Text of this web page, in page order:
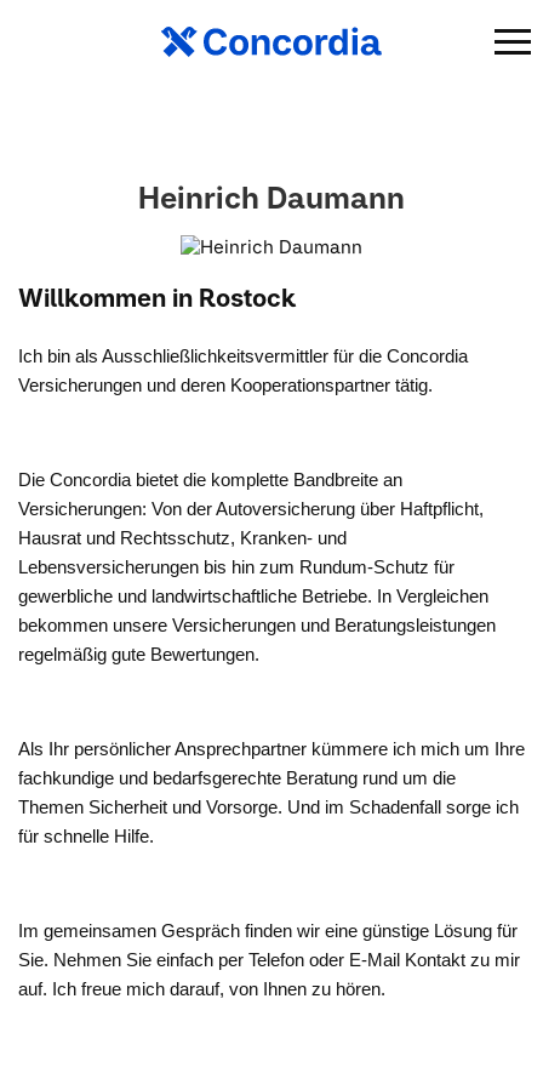
Heinrich Daumann
Willkommen in Rostock
Ich bin als Ausschließlichkeitsvermittler für die Concordia
Versicherungen und deren Kooperationspartner tätig.
Die Concordia bietet die komplette Bandbreite an
Versicherungen: Von der Autoversicherung über Haftpflicht,
Hausrat und Rechtsschutz, Kranken- und
Lebensversicherungen bis hin zum Rundum-Schutz für
gewerbliche und landwirtschaftliche Betriebe. In Vergleichen
bekommen unsere Versicherungen und Beratungsleistungen
regelmäßig gute Bewertungen.
Als Ihr persönlicher Ansprechpartner kümmere ich mich um Ihre
fachkundige und bedarfsgerechte Beratung rund um die
Themen Sicherheit und Vorsorge. Und im Schadenfall sorge ich
für schnelle Hilfe.
Im gemeinsamen Gespräch finden wir eine günstige Lösung für
Sie. Nehmen Sie einfach per Telefon oder E-Mail Kontakt zu mir
auf. Ich freue mich darauf, von Ihnen zu hören.